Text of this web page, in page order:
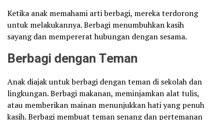
Ketika anak memahami arti berbagi, mereka terdorong
untuk melakukannya. Berbagi menumbuhkan kasih
sayang dan mempererat hubungan dengan sesama.
Berbagi dengan Teman
Anak diajak untuk berbagi dengan teman di sekolah dan
lingkungan. Berbagi makanan, meminjamkan alat tulis,
atau memberikan mainan menunjukkan hati yang penuh
kasih. Berbagi membuat teman senang dan pertemanan